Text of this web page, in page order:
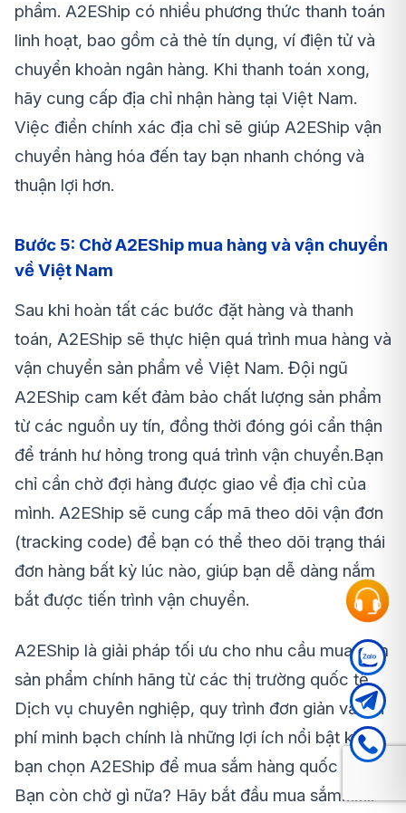
phẩm. A2EShip có nhiều phương thức thanh toán
linh hoạt, bao gồm cả thẻ tín dụng, ví điện tử và
chuyển khoản ngân hàng. Khi thanh toán xong,
hãy cung cấp địa chỉ nhận hàng tại Việt Nam.
Việc điền chính xác địa chỉ sẽ giúp A2EShip vận
chuyển hàng hóa đến tay bạn nhanh chóng và
thuận lợi hơn.
Bước 5: Chờ A2EShip mua hàng và vận chuyển
về Việt Nam
Sau khi hoàn tất các bước đặt hàng và thanh
toán, A2EShip sẽ thực hiện quá trình mua hàng và
vận chuyển sản phẩm về Việt Nam. Đội ngũ
A2EShip cam kết đảm bảo chất lượng sản phẩm
từ các nguồn uy tín, đồng thời đóng gói cẩn thận
để tránh hư hỏng trong quá trình vận chuyển.Bạn
chỉ cần chờ đợi hàng được giao về địa chỉ của
mình. A2EShip sẽ cung cấp mã theo dõi vận đơn
(tracking code) để bạn có thể theo dõi trạng thái
đơn hàng bất kỳ lúc nào, giúp bạn dễ dàng nắm
bắt được tiến trình vận chuyển.
A2EShip là giải pháp tối ưu cho nhu cầu mua sắm
sản phẩm chính hãng từ các thị trường quốc tế.
Dịch vụ chuyên nghiệp, quy trình đơn giản và chi
phí minh bạch chính là những lợi ích nổi bật khi
bạn chọn A2EShip để mua sắm hàng quốc tế.
Bạn còn chờ gì nữa? Hãy bắt đầu mua sắm……..